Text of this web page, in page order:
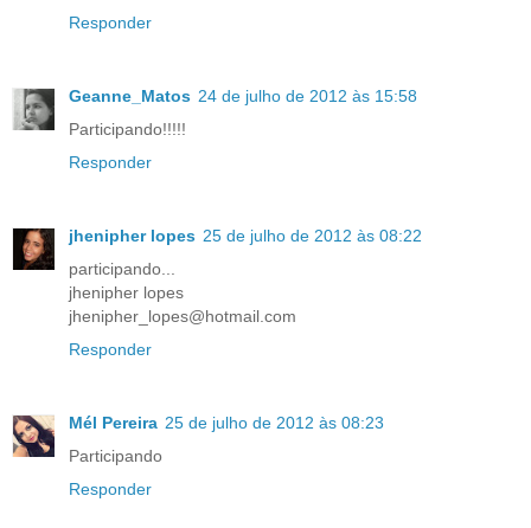
Responder
Geanne_Matos 24 de julho de 2012 às 15:58
Participando!!!!!
Responder
jhenipher lopes 25 de julho de 2012 às 08:22
participando...
jhenipher lopes
jhenipher_lopes@hotmail.com
Responder
Mél Pereira 25 de julho de 2012 às 08:23
Participando
Responder